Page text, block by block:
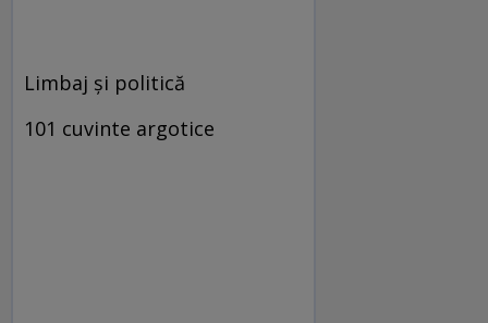
Limbaj şi politică
101 cuvinte argotice